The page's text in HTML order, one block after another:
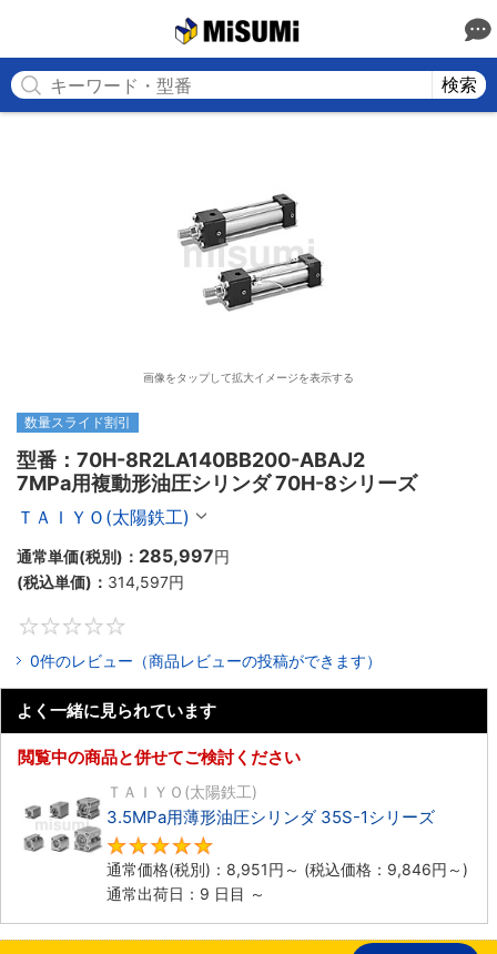
検索
画像をタップして拡大イメージを表示する
数量スライド割引
型番：70H-8R2LA140BB200-ABAJ2
7MPa用複動形油圧シリンダ 70H-8シリーズ
ＴＡＩＹＯ(太陽鉄工)
通常単価(税別)： 285,997円
(税込単価)： 314,597円
0件のレビュー（商品レビューの投稿ができます）
よく一緒に見られています
閲覧中の商品と併せてご検討ください
ＴＡＩＹＯ(太陽鉄工)
3.5MPa用薄形油圧シリンダ 35S-1シリーズ
通常価格(税別)： 8,951円 ～ (税込価格： 9,846円 ～)
通常出荷日：9 日目 ～